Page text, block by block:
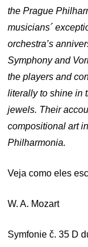
the Prague
musicians´
orchestra’s
Symphony and
the players and
literally to shine in
jewels. Their
compositional art
Philharmonia.
Veja como eles
W. A. Mozart
Symfonie č. 35 D